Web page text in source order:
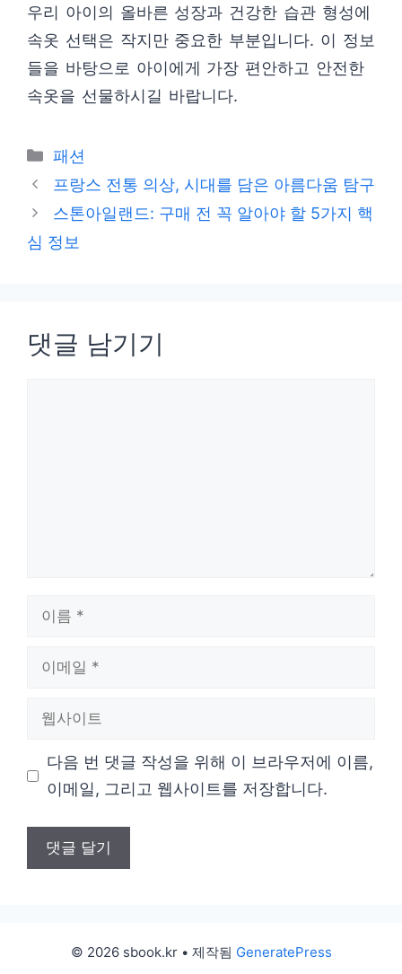
우리 아이의 올바른 성장과 건강한 습관 형성에
속옷 선택은 작지만 중요한 부분입니다. 이 정보
들을 바탕으로 아이에게 가장 편안하고 안전한
속옷을 선물하시길 바랍니다.
카
테
리
패션
프랑스 전통 의상, 시대를 담은 아름다움 탐구
스톤아일랜드: 구매 전 꼭 알아야 할 5가지 핵
심 정보
댓글 남기기
다음 번 댓글 작성을 위해 이 브라우저에 이름,
이메일, 그리고 웹사이트를 저장합니다.
© 2026 sbook.kr• 제작됨 GeneratePress